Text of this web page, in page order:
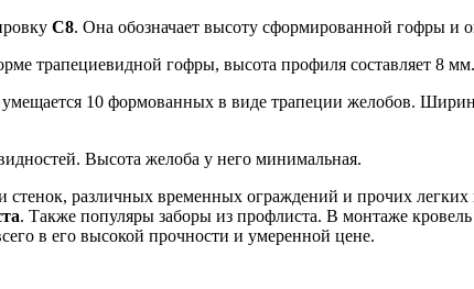
C8. Она обозначает высоту сформированной гофры и
трапециевидной гофры, высота профиля составляет 8 мм.
10 формованных в виде трапеции желобов.
Высота желоба у него минимальная.
стенок, различных временных ограждений и прочих
. Также популяры заборы из профлиста. В монтаже
в его высокой прочности и умеренной цене.